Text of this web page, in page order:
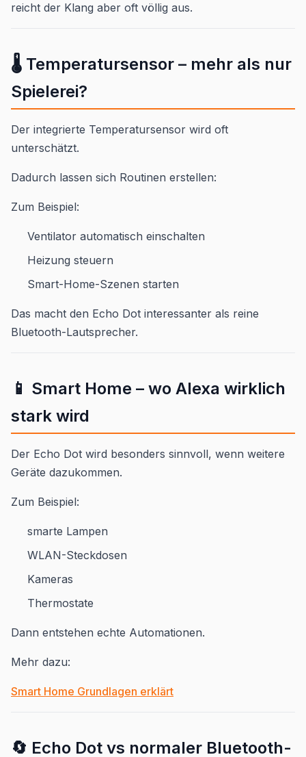
reicht der Klang aber oft völlig aus.
🌡️ Temperatursensor – mehr als nur
Spielerei?
Der integrierte Temperatursensor wird oft
unterschätzt.
Dadurch lassen sich Routinen erstellen:
Zum Beispiel:
Ventilator automatisch einschalten
Heizung steuern
Smart-Home-Szenen starten
Das macht den Echo Dot interessanter als reine
Bluetooth-Lautsprecher.
📱 Smart Home – wo Alexa wirklich
stark wird
Der Echo Dot wird besonders sinnvoll, wenn weitere
Geräte dazukommen.
Zum Beispiel:
smarte Lampen
WLAN-Steckdosen
Kameras
Thermostate
Dann entstehen echte Automationen.
Mehr dazu:
Smart Home Grundlagen erklärt
🔄 Echo Dot vs normaler Bluetooth-